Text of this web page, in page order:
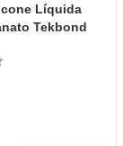
Líquida
Tekbond